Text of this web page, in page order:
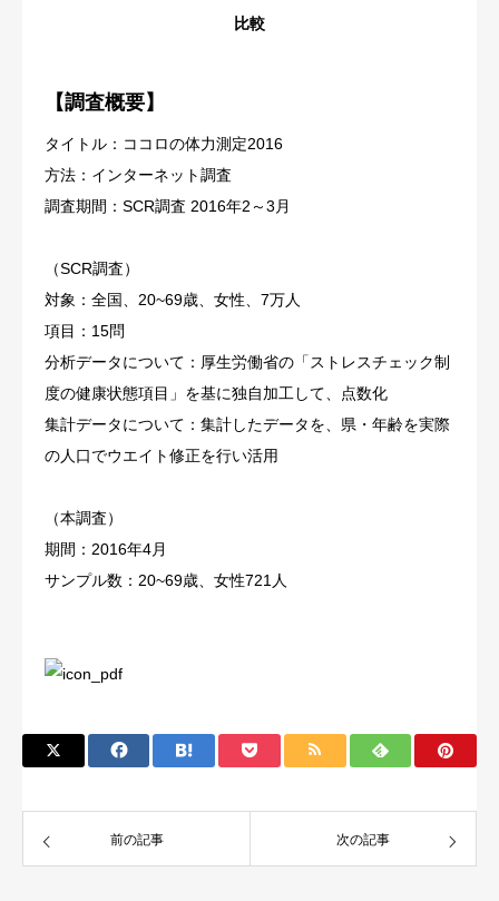
比較
【調査概要】
タイトル：ココロの体力測定2016
方法：インターネット調査
調査期間：SCR調査 2016年2～3月
（SCR調査）
対象：全国、20~69歳、女性、7万人
項目：15問
分析データについて：厚生労働省の「ストレスチェック制
度の健康状態項目」を基に独自加工して、点数化
集計データについて：集計したデータを、県・年齢を実際
の人口でウエイト修正を行い活用
（本調査）
期間：2016年4月
サンプル数：20~69歳、女性721人
前の記事 次の記事